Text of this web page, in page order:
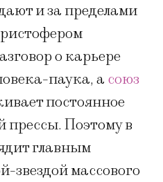
и за пределами
о карьере
паука, а союз
постоянное
прессы. Поэтому в
главным
массового